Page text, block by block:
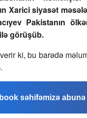
Xarici siyasət
Pakistanın
görüşüb.
ki, bu barədə
səhifəmizə